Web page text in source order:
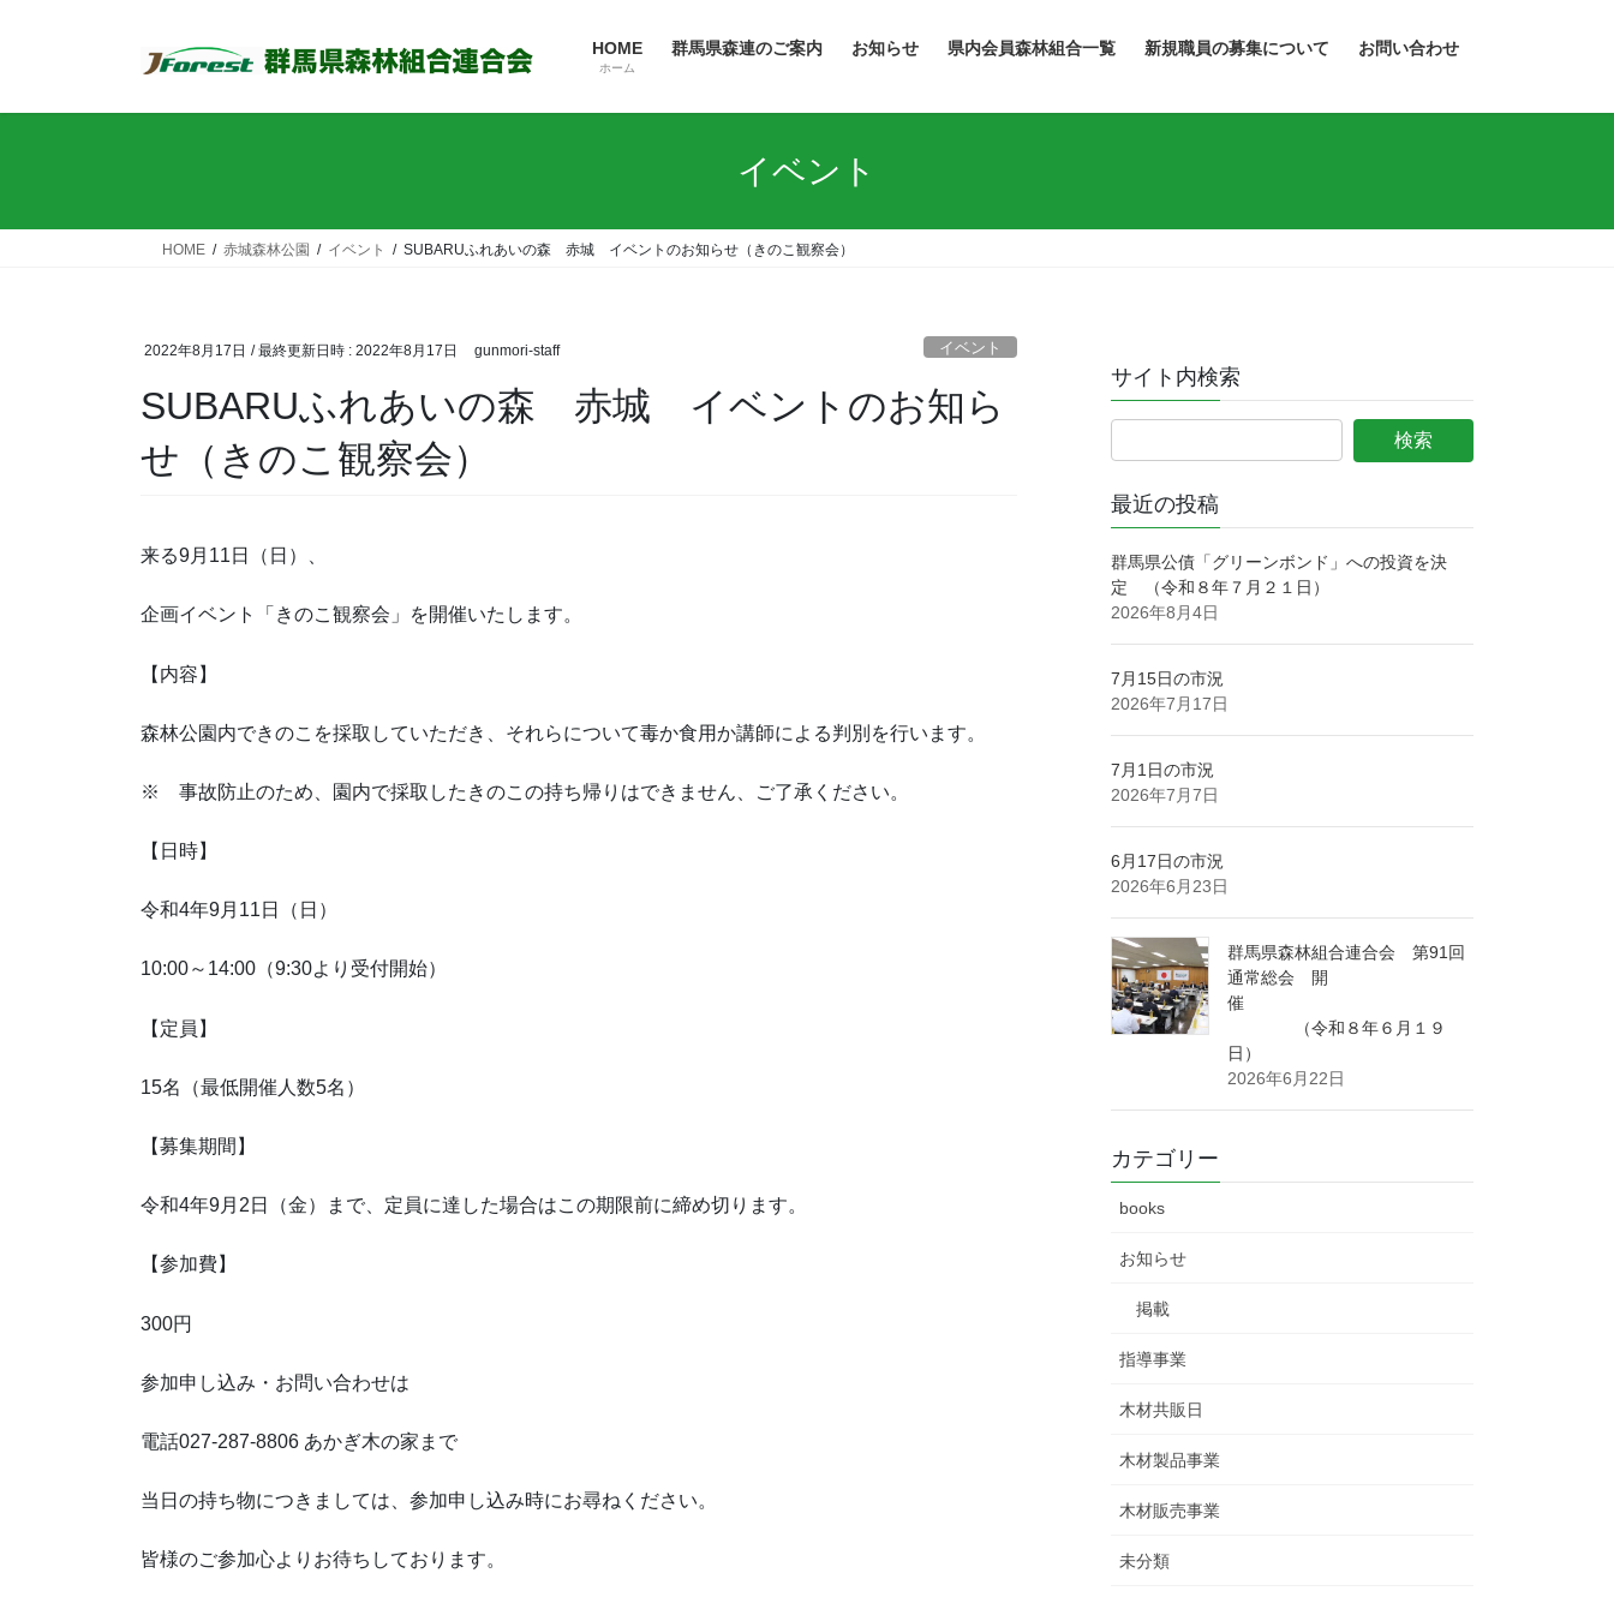
HOME
ホーム
群馬県森連のご案内 お知らせ 県内会員森林組合一覧 新規職員の募集について お問い合わせ
イベント
HOME 赤城森林公園 イベント SUBARUふれあいの森 赤城 イベントのお知らせ（きのこ観察会）
2022年8月17日 / 最終更新日時 : 2022年8月17日 gunmori-staff イベント
SUBARUふれあいの森 赤城 イベントのお知ら
せ（きのこ観察会）
来る9月11日（日）、
企画イベント「きのこ観察会」を開催いたします。
【内容】
森林公園内できのこを採取していただき、それらについて毒か食用か講師による判別を行います。
※ 事故防止のため、園内で採取したきのこの持ち帰りはできません、ご了承ください。
【日時】
令和4年9月11日（日）
10:00～14:00（9:30より受付開始）
【定員】
15名（最低開催人数5名）
【募集期間】
令和4年9月2日（金）まで、定員に達した場合はこの期限前に締め切ります。
【参加費】
300円
参加申し込み・お問い合わせは
電話027-287-8806 あかぎ木の家まで
当日の持ち物につきましては、参加申し込み時にお尋ねください。
皆様のご参加心よりお待ちしております。
サイト内検索
最近の投稿
群馬県公債「グリーンボンド」への投資を決
定 （令和８年７月２１日）
2026年8月4日
7月15日の市況
2026年7月17日
7月1日の市況
2026年7月7日
6月17日の市況
2026年6月23日
群馬県森林組合連合会 第91回
通常総会 開
催
（令和８年６月１９
日）
2026年6月22日
カテゴリー
books
お知らせ
掲載
指導事業
木材共販日
木材製品事業
木材販売事業
未分類